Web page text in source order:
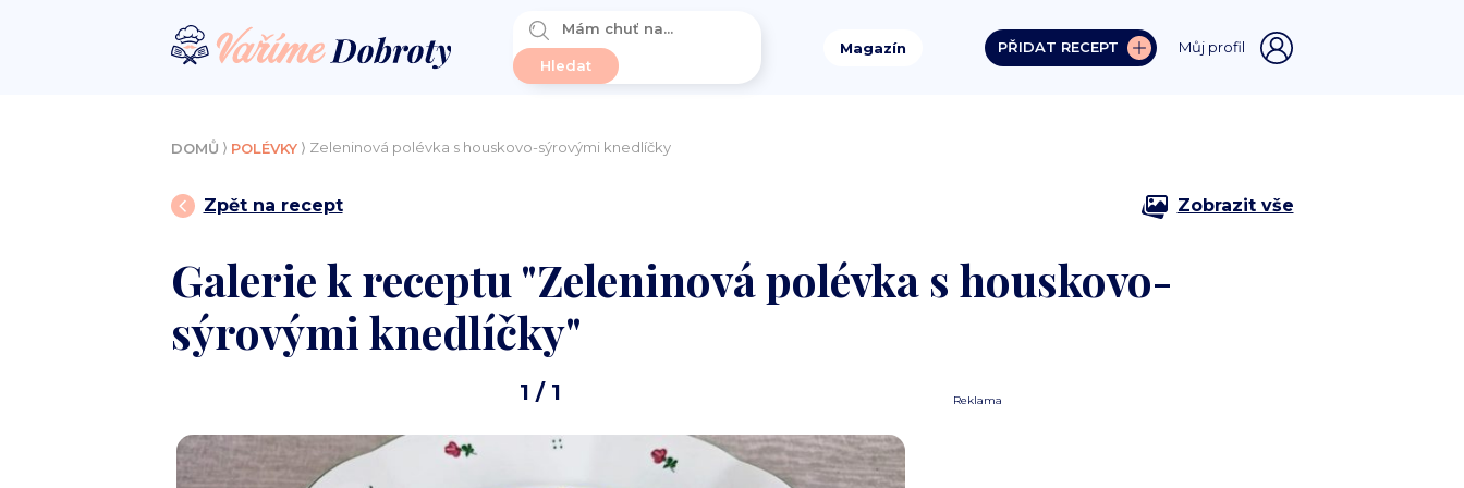
Magazín PŘIDAT RECEPT Můj profil
DOMŮ ⟩ POLÉVKY⟩ Zeleninová polévka s houskovo-sýrovými knedlíčky
Zpět na recept Zobrazit vše
Galerie k receptu "Zeleninová polévka s houskovo-
sýrovými knedlíčky"
1 / 1 Reklama